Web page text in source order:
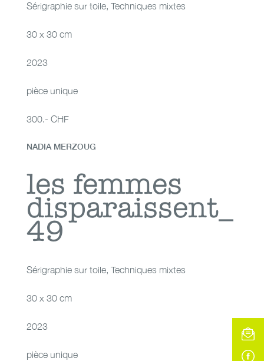
Sérigraphie sur toile, Techniques mixtes
30 x 30 cm
2023
pièce unique
300.- CHF
les femmes
disparaissent_49
NADIA MERZOUG
les femmes
disparaissent_
49
Sérigraphie sur toile, Techniques mixtes
30 x 30 cm
2023
pièce unique